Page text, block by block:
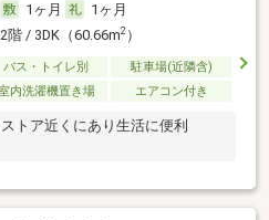
1ヶ月
1ヶ月
2階 / 3DK（60.66m2）
バス・トイレ別
駐車場(近隣含)
内洗濯機置き場 エアコン付き
トア近くにあり生活に便利